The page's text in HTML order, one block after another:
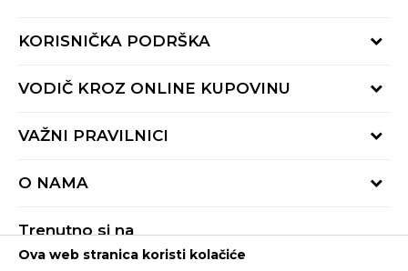
KORISNIČKA PODRŠKA
Provjeri status porudžbine
Radno vrijeme 9-16h
VODIČ KROZ ONLINE KUPOVINU
Načini isporuke
Reklamacije
VAŽNI PRAVILNICI
Pravila Sport&Bonus programa
O NAMA
Trenutno si na
Buzz Crna Gora PROMIJENI
Ova web stranica koristi kolačiće